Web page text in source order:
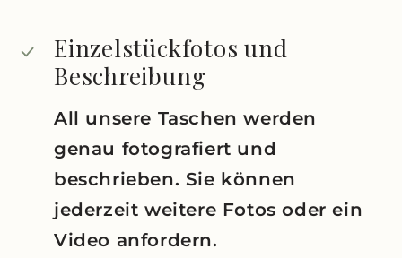
Einzelstückfotos und
Beschreibung
All unsere Taschen werden
genau fotografiert und
beschrieben. Sie können
jederzeit weitere Fotos oder ein
Video anfordern.